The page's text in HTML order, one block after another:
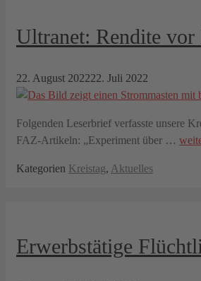
Ultranet: Rendite vor
22. August 202222. Juli 2022
Folgenden Leserbrief verfasste unsere
FAZ-Artikeln: „Experiment über …
Kategorien Kreistag, Aktuelles
Erwerbstätige